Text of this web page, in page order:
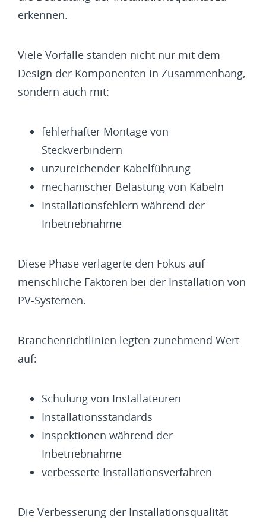
erkennen.
Viele Vorfälle standen nicht nur mit dem
Design der Komponenten in Zusammenhang,
sondern auch mit:
fehlerhafter Montage von
Steckverbindern
unzureichender Kabelführung
mechanischer Belastung von Kabeln
Installationsfehlern während der
Inbetriebnahme
Diese Phase verlagerte den Fokus auf
menschliche Faktoren bei der Installation von
PV-Systemen.
Branchenrichtlinien legten zunehmend Wert
auf:
Schulung von Installateuren
Installationsstandards
Inspektionen während der
Inbetriebnahme
verbesserte Installationsverfahren
Die Verbesserung der Installationsqualität